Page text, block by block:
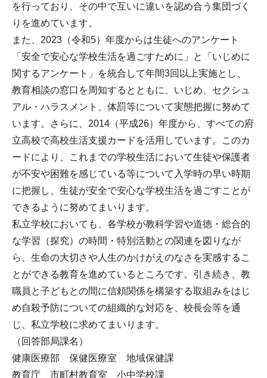
を行っており、その中で互いに違いを認め合う集団づく
りを進めています。
また、2023（令和5）年度からは生徒へのアンケート
「安全で安心な学校生活を過ごすために」と「いじめに
関するアンケート」を統合して年間3回以上実施とし、
教育相談の窓口を周知するとともに、いじめ、セクシュ
アル・ハラスメント、体罰等について実態把握に努めて
います。さらに、2014（平成26）年度から、すべての府
立高校で高校生活支援カードを活用しています。このカ
ードにより、これまでの学校生活において生徒や保護者
が不安や困難を感じている等について入学時の早い時期
に把握し、生徒が安全で安心な学校生活を過ごすことが
できるように努めてまいります。
私立学校においても、各学校が教科学習や道徳・総合的
な学習（探究）の時間・特別活動との関連を図りなが
ら、生命の大切さや人生のかけがえのなさを実感するこ
とができる教育を進めているところです。引き続き、教
職員と子どもとの間に信頼関係を構築する取組みをはじ
め自殺予防についての組織的な対応を、校長会等を通
じ、私立学校に求めてまいります。
（回答部局課名）
健康医療部 保健医療室 地域保健課
教育庁 市町村教育室 小中学校課